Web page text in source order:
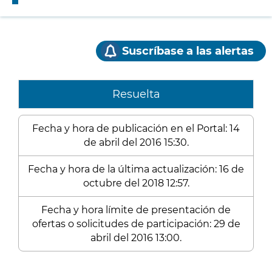
Suscríbase a las alertas
Resuelta
Fecha y hora de publicación en el Portal: 14
de abril del 2016 15:30.
Fecha y hora de la última actualización: 16 de
octubre del 2018 12:57.
Fecha y hora límite de presentación de
ofertas o solicitudes de participación: 29 de
abril del 2016 13:00.